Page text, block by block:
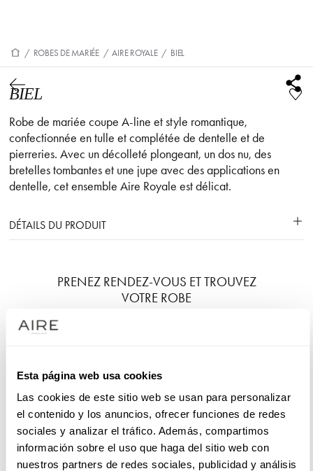
Esta página web usa cookies
Las cookies de este sitio web se usan para personalizar
el contenido y los anuncios, ofrecer funciones de redes
sociales y analizar el tráfico. Además, compartimos
información sobre el uso que haga del sitio web con
nuestros partners de redes sociales, publicidad y análisis
/ ROBES DE MARIÉE / AIRE ROYALE / BIEL
BIEL
Robe de mariée coupe A-line et style romantique,
confectionnée en tulle et complétée de dentelle et de
pierreries. Avec un décolleté plongeant, un dos nu, des
bretelles tombantes et une jupe avec des applications en
dentelle, cet ensemble Aire Royale est délicat.
DÉTAILS DU PRODUIT
PRENEZ RENDEZ-VOUS ET TROUVEZ
VOTRE ROBE